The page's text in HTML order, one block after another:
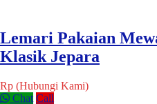
Lemari Pakaian
Klasik Jepara
Rp (Hubungi Kami)
Chat Call